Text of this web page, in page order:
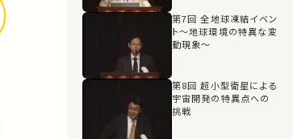
第7回 全地球凍結イベン
ト～地球環境の特異な変
動現象～
第8回 超小型衛星による
宇宙開発の特異点への
挑戦